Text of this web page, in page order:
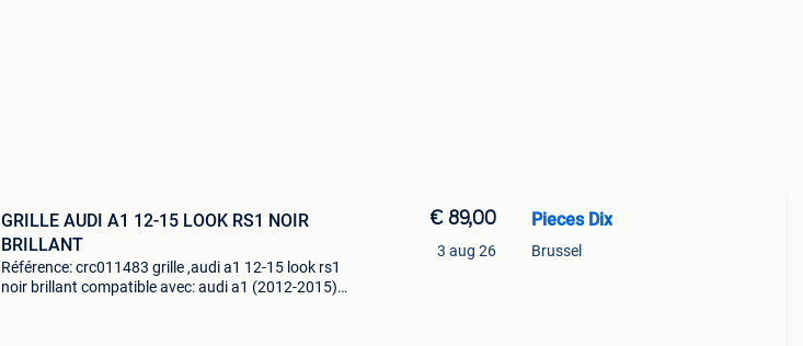
GRILLE AUDI A1 12-15 LOOK RS1 NOIR
BRILLANT
Référence: crc011483 grille ,audi a1 12-15 look rs1
noir brillant compatible avec: audi a1 (2012-2015)
€ 89,00
3 aug 26
Pieces Dix
Brussel